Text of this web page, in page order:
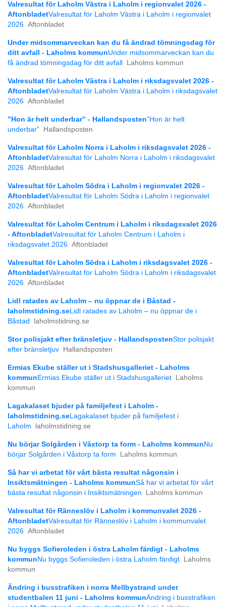
Valresultat för Laholm Västra i Laholm i regionvalet 2026 -
AftonbladetValresultat för Laholm Västra i Laholm i regionvalet
2026 Aftonbladet
Under midsommarveckan kan du få ändrad tömningsdag för
ditt avfall - Laholms kommunUnder midsommarveckan kan du
få ändrad tömningsdag för ditt avfall
Laholms kommun
Valresultat för Laholm Västra i Laholm i riksdagsvalet 2026 -
AftonbladetValresultat för Laholm Västra i Laholm i riksdagsvalet
2026 Aftonbladet
”Hon är helt underbar” - Hallandsposten”Hon är helt
underbar”
Hallandsposten
Valresultat för Laholm Norra i Laholm i riksdagsvalet 2026 -
AftonbladetValresultat för Laholm Norra i Laholm i riksdagsvalet
2026 Aftonbladet
Valresultat för Laholm Södra i Laholm i regionvalet 2026 -
AftonbladetValresultat för Laholm Södra i Laholm i regionvalet
2026 Aftonbladet
Valresultat för Laholm Centrum i Laholm i riksdagsvalet 2026
- AftonbladetValresultat för Laholm Centrum i Laholm i
riksdagsvalet 2026 Aftonbladet
Valresultat för Laholm Södra i Laholm i riksdagsvalet 2026 -
AftonbladetValresultat för Laholm Södra i Laholm i riksdagsvalet
2026 Aftonbladet
Lidl ratades av Laholm – nu öppnar de i Båstad -
laholmstidning.seLidl ratades av Laholm – nu öppnar de i
Båstad
laholmstidning.se
Stor polisjakt efter bränsletjuv - HallandspostenStor polisjakt
efter bränsletjuv
Hallandsposten
Ermias Ekube ställer ut i Stadshusgalleriet - Laholms
kommun Ermias Ekube ställer ut i Stadshusgalleriet
Laholms
kommun
Lagakalaset bjuder på familjefest i Laholm -
laholmstidning.seLagakalaset bjuder på familjefest i
Laholm
laholmstidning.se
Nu börjar Solgården i Våxtorp ta form - Laholms kommun Nu
börjar Solgården i Våxtorp ta form
Laholms kommun
Så har vi arbetat för vårt bästa resultat någonsin i
Insiktsmätningen - Laholms kommunSå har vi arbetat för vårt
bästa resultat någonsin i Insiktsmätningen
Laholms kommun
Valresultat för Ränneslöv i Laholm i kommunvalet 2026 -
AftonbladetValresultat för Ränneslöv i Laholm i kommunvalet
2026 Aftonbladet
Nu byggs Sofieroleden i östra Laholm färdigt - Laholms
kommun Nu byggs Sofieroleden i östra Laholm färdigt
Laholms
kommun
Ändring i busstrafiken i norra Mellbystrand under
studentbalen 11 juni - Laholms kommunÄndring i busstrafiken